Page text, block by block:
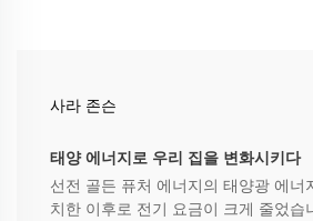
사라 존슨
태양 에너지로 우리 집을 변화시키다
선전 골든 퓨처 에너지의 태양광 에너
치한 이후로 전기 요금이 크게 줄었습